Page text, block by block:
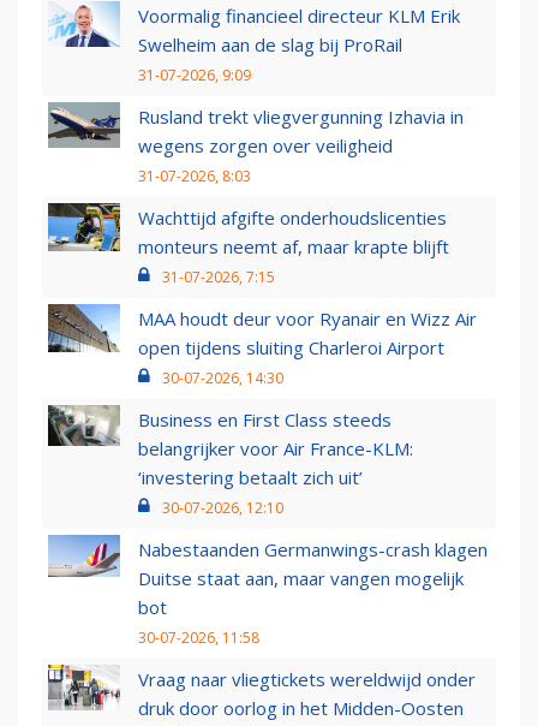
Voormalig financieel directeur KLM Erik
Swelheim aan de slag bij ProRail
31-07-2026, 9:09
Rusland trekt vliegvergunning Izhavia in
wegens zorgen over veiligheid
31-07-2026, 8:03
Wachttijd afgifte onderhoudslicenties
monteurs neemt af, maar krapte blijft
31-07-2026, 7:15
MAA houdt deur voor Ryanair en Wizz Air
open tijdens sluiting Charleroi Airport
30-07-2026, 14:30
Business en First Class steeds
belangrijker voor Air France-KLM:
‘investering betaalt zich uit’
30-07-2026, 12:10
Nabestaanden Germanwings-crash klagen
Duitse staat aan, maar vangen mogelijk
bot
30-07-2026, 11:58
Vraag naar vliegtickets wereldwijd onder
druk door oorlog in het Midden-Oosten